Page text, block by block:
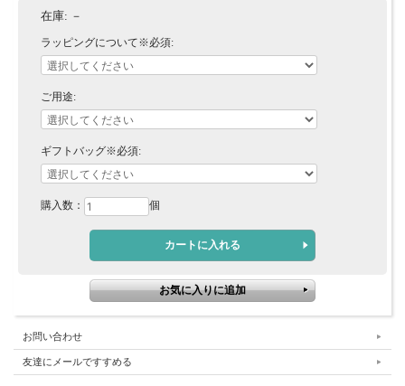
在庫: －
ラッピングについて※必須:
ご用途:
ギフトバッグ※必須:
購入数： 個
お問い合わせ
友達にメールですすめる